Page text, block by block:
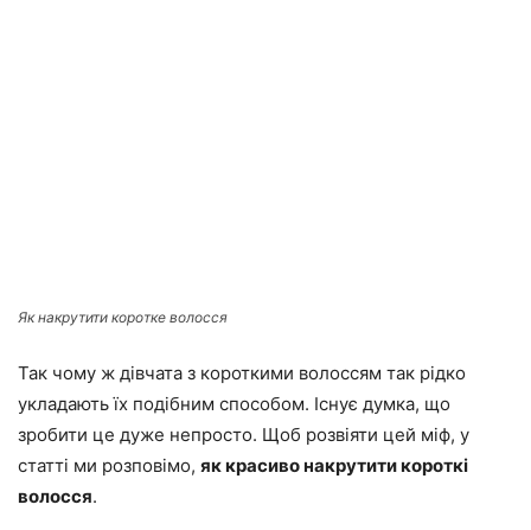
Як накрутити коротке волосся
Так чому ж дівчата з короткими волоссям так рідко
укладають їх подібним способом. Існує думка, що
зробити це дуже непросто. Щоб розвіяти цей міф, у
статті ми розповімо, як красиво накрутити короткі
волосся.